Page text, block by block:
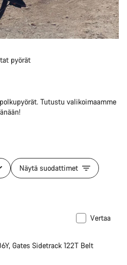
pyörät
Tutustu valikoimaamme
Näytä suodattimet
Vertaa
Gates Sidetrack 122T Belt